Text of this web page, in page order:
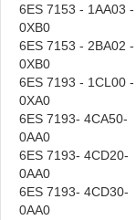
6ES 7153 - 1AA03 -
6ES 7153 - 2BA02 -
6ES 7193 - 1CL00 -
6ES 7193- 4CA50-
6ES 7193- 4CD20-
6ES 7193- 4CD30-